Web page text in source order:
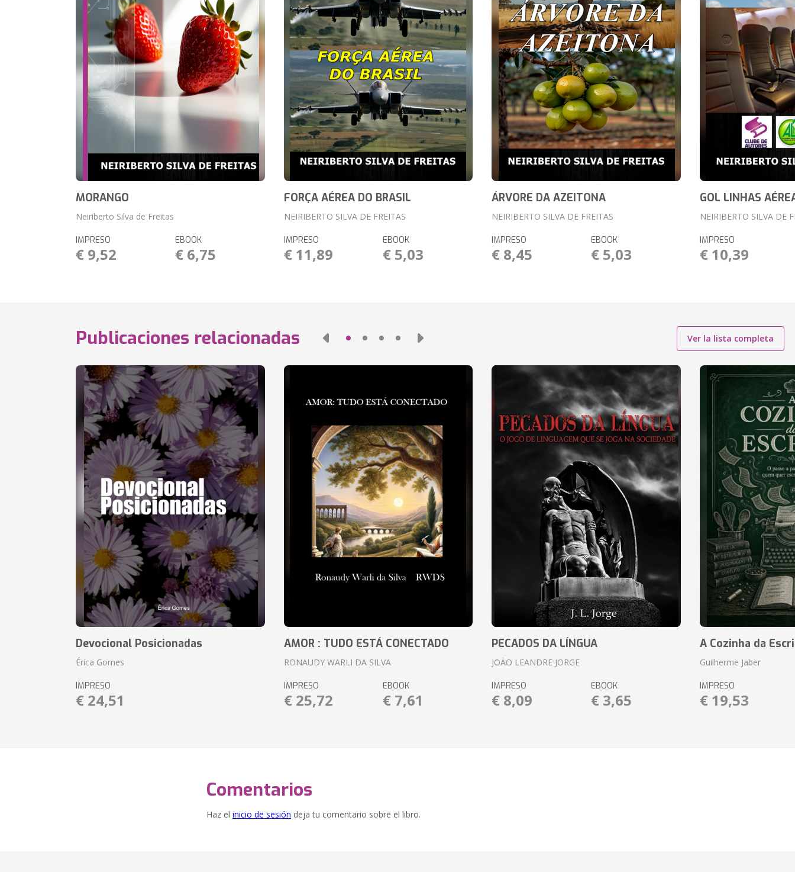
MORANGO
Neiriberto Silva de Freitas
IMPRESO
€ 9,52
EBOOK
€ 6,75
FORÇA AÉREA DO BRASIL
NEIRIBERTO SILVA DE FREITAS
IMPRESO
€ 11,89
EBOOK
€ 5,03
ÁRVORE DA AZEITONA
NEIRIBERTO SILVA DE FREITAS
IMPRESO
€ 8,45
EBOOK
€ 5,03
GOL LINHAS
NEIRIBERTO SILVA DE
IMPRESO
€ 10,39
Publicaciones relacionadas Ver la lista completa
Devocional Posicionadas
Érica Gomes
IMPRESO
€ 24,51
AMOR : TUDO ESTÁ CONECTADO
RONAUDY WARLI DA SILVA
IMPRESO
€ 25,72
EBOOK
€ 7,61
PECADOS DA LÍNGUA
JOÃO LEANDRE JORGE
IMPRESO
€ 8,09
EBOOK
€ 3,65
A Cozinha da
Guilherme Jaber
IMPRESO
€ 19,53
Comentarios
Haz el inicio de sesión deja tu comentario sobre el libro.